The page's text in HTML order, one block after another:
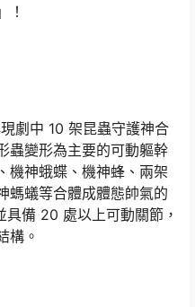
」！
劇中 10 架昆蟲守護神合
蟲變形為主要的可動軀幹
機神蛾蝶、機神蜂、兩架
螞蟻等合體成體態帥氣的
備 20 處以上可動關節，
構。